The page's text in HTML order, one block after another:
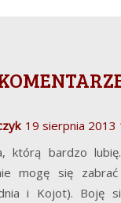
19 sierpnia 2013
którą bardzo
mogę się
i Kojot). Boję